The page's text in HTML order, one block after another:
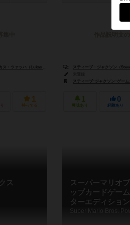
ス・ツァッハ（Lukas Zach）
1
持ってる
スティーブ・ジャクソン（
スティーブ･ジャクソン･ゲー
1
興味あり
0
経験あり
ス
スーパーマリオ
ップカードゲー
ターエディション